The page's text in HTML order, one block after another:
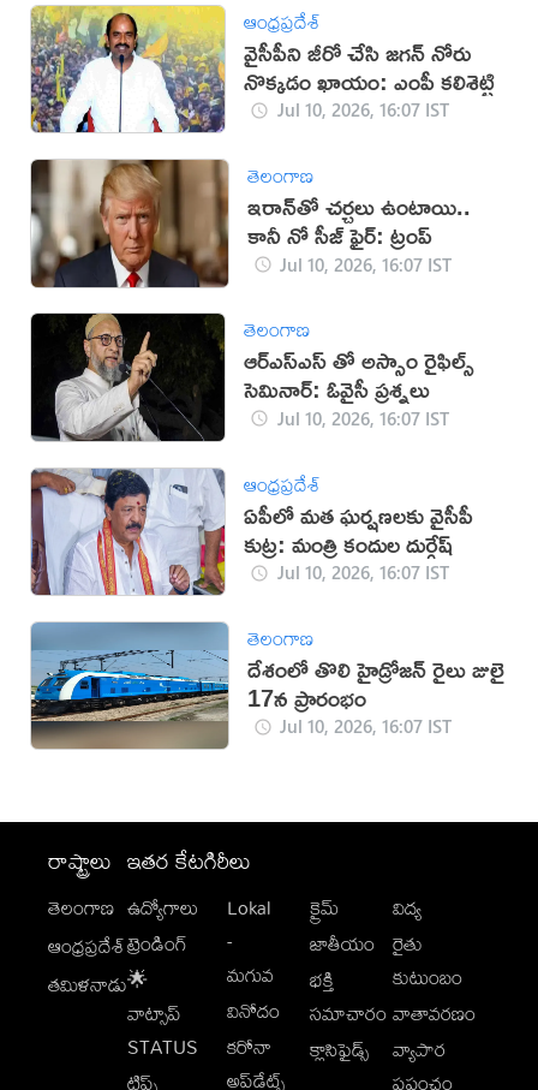
ఆంధ్రప్రదేశ్
వైసీపీని జీరో చేసి జగన్ నోరు
నొక్కడం ఖాయం: ఎంపీ కలిశెట్టి
Jul 10, 2026, 16:07 IST
తెలంగాణ
‌ఇరాన్‌తో చర్చలు ఉంటాయి..
కానీ నో సీజ్ ఫైర్: ట్రంప్
Jul 10, 2026, 16:07 IST
తెలంగాణ
ఆర్ఎస్ఎస్ తో అస్సాం రైఫిల్స్
సెమినార్: ఓవైసీ ప్రశ్నలు
Jul 10, 2026, 16:07 IST
ఆంధ్రప్రదేశ్
ఏపీలో మత ఘర్షణలకు వైసీపీ
కుట్ర: మంత్రి కందుల దుర్గేష్
Jul 10, 2026, 16:07 IST
తెలంగాణ
దేశంలో తొలి హైడ్రోజన్ రైలు జులై
17న ప్రారంభం
Jul 10, 2026, 16:07 IST
రాష్ట్రాలు
తెలంగాణ
ఆంధ్రప్రదేశ్
తమిళనాడు
ఇతర కేటగిరీలు
ఉద్యోగాలు
ట్రెండింగ్
🌟
వాట్సాప్
STATUS
Lokal
-
మగువ
వినోదం
కరోనా
అప్‌డేట్స్
క్రైమ్
జాతీయం
భక్తి
సమాచారం
క్లాసిఫైడ్స్
విద్య
రైతు
కుటుంబం
వాతావరణం
వ్యాపార